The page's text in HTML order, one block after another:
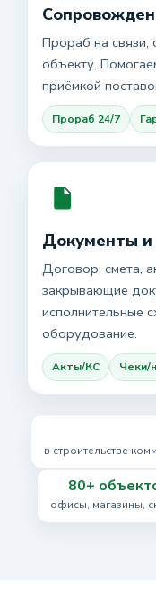
Прораб на связи,
объекту.
приёмкой
Прораб 24/7
Документы и
Договор, смета,
закрывающие
исполнительные
оборудование.
Акты/КС Чеки/
в строительстве
80+
офисы, магазины,